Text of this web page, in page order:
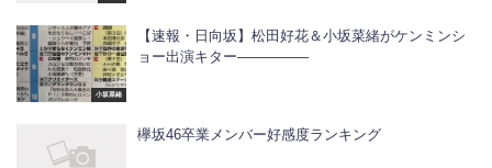
小坂菜緒
【速報・日向坂】松田好花＆小坂菜緒がケンミンシ
ョー出演キター―――――
欅坂46卒業メンバー好感度ランキング